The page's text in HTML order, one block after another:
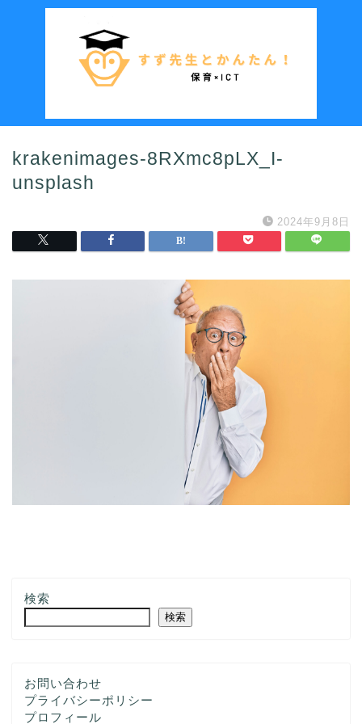
krakenimages-8RXmc8pLX_I-
unsplash
2024年9月8日
検索
検索
お問い合わせ
プライバシーポリシー
プロフィール